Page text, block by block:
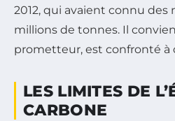
2012, qui avaient connu des
millions de tonnes. Il
prometteur, est confronté à
LES LIMITES DE
CARBONE